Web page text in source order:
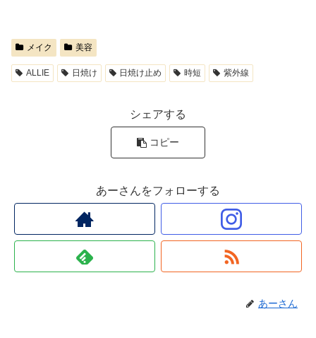
メイク 美容
ALLIE 日焼け 日焼け止め 時短 紫外線
シェアする
コピー
あーさんをフォローする
あーさん